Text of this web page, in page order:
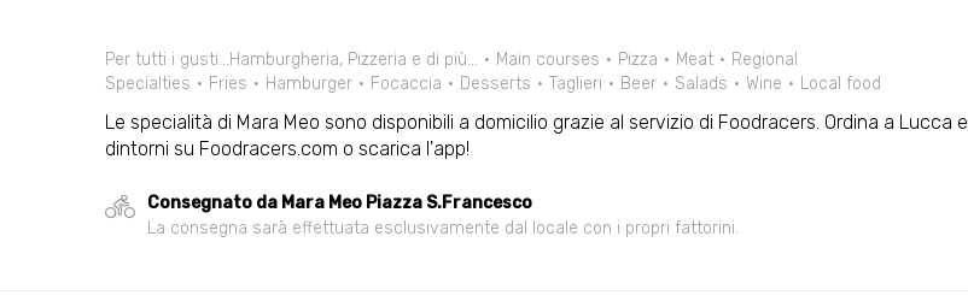
Per tutti i gusti...Hamburgheria, Pizzeria e di più... Main courses Pizza Meat
Regional
Specialties
Fries Hamburger Focaccia Desserts Taglieri Beer Salads Wine Local food
Le specialità di Mara Meo sono disponibili a domicilio grazie al servizio di Foodracers. Ordina a Lucca e
dintorni su Foodracers.com o scarica l'app!
Consegnato da Mara Meo Piazza S.Francesco
La consegna sarà effettuata esclusivamente dal locale con i propri fattorini.